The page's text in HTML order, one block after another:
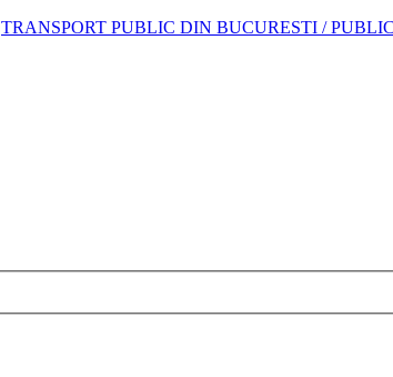
TRANSPORT PUBLIC DIN BUCURESTI /